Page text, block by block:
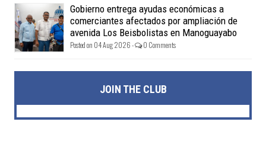
Gobierno entrega ayudas económicas a
comerciantes afectados por ampliación de
avenida Los Beisbolistas en Manoguayabo
Posted on 04 Aug 2026 - 0 Comments
JOIN THE CLUB